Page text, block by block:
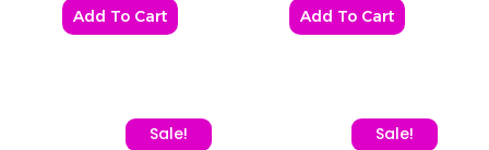
Add To Cart Add To Cart
Sale!
Original price was: 540,00 EGP.
Current price is: 410,00 EGP. Sale!
Original price was:
Current